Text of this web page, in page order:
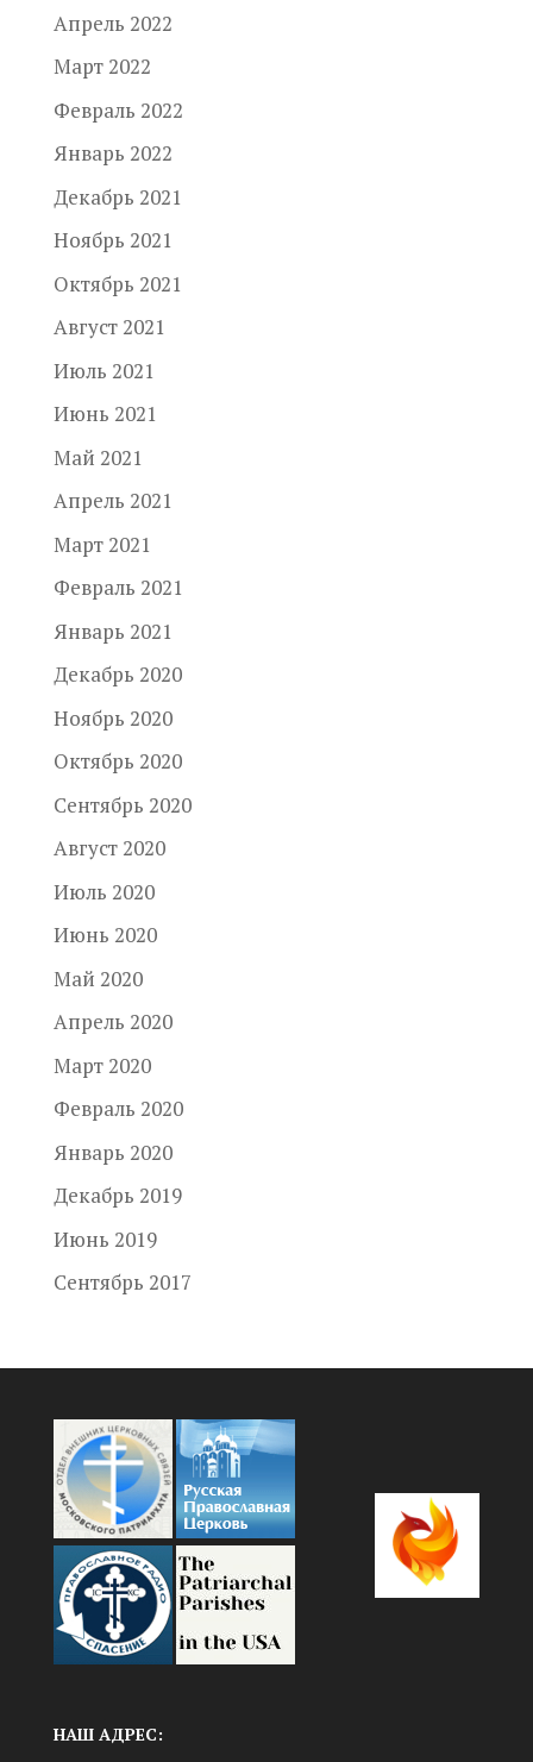
Апрель 2022
Март 2022
Февраль 2022
Январь 2022
Декабрь 2021
Ноябрь 2021
Октябрь 2021
Август 2021
Июль 2021
Июнь 2021
Май 2021
Апрель 2021
Март 2021
Февраль 2021
Январь 2021
Декабрь 2020
Ноябрь 2020
Октябрь 2020
Сентябрь 2020
Август 2020
Июль 2020
Июнь 2020
Май 2020
Апрель 2020
Март 2020
Февраль 2020
Январь 2020
Декабрь 2019
Июнь 2019
Сентябрь 2017
НАШ АДРЕС: